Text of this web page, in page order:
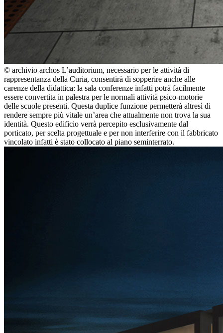
© archivio archos L’auditorium, necessario per le attività di
rappresentanza della Curia, consentirà di sopperire anche alle
carenze della didattica: la sala conferenze infatti potrà facilmente
essere convertita in palestra per le normali attività psico-motorie
delle scuole presenti. Questa duplice funzione permetterà altresì di
rendere sempre più vitale un’area che attualmente non trova la sua
identità. Questo edificio verrà percepito esclusivamente dal
porticato, per scelta progettuale e per non interferire con il fabbricato
vincolato infatti è stato collocato al piano seminterrato.